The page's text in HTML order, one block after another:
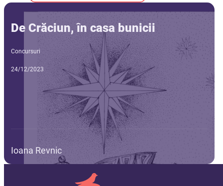
De Crăciun, în casa bunicii
Concursuri
24/12/2023
Ioana Revnic